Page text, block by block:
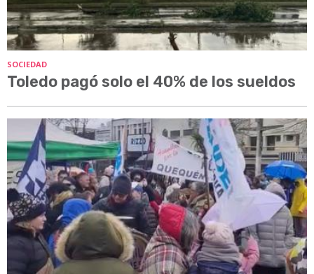
SOCIEDAD
Toledo pagó solo el 40% de los sueldos